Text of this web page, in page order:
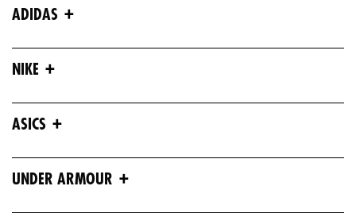
ADIDAS +
NIKE +
ASICS +
UNDER ARMOUR +